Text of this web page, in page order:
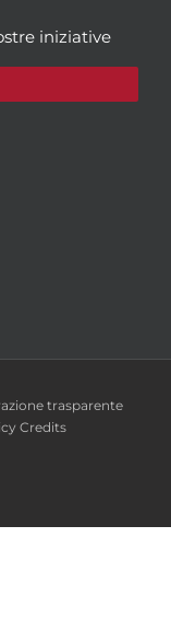
iniziative
trasparente
Credits